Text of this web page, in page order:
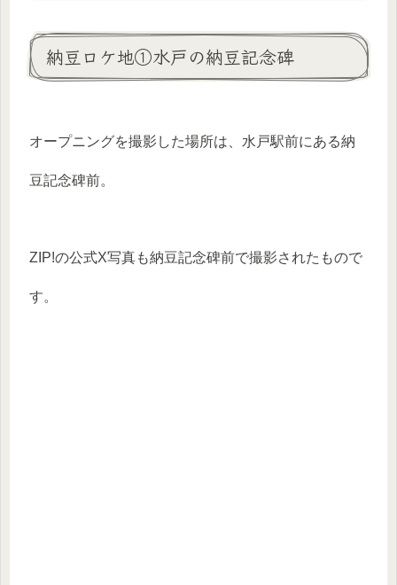
納豆ロケ地①水戸の納豆記念碑
オープニングを撮影した場所は、水戸駅前にある納
豆記念碑前。
ZIP!の公式X写真も納豆記念碑前で撮影されたもので
す。